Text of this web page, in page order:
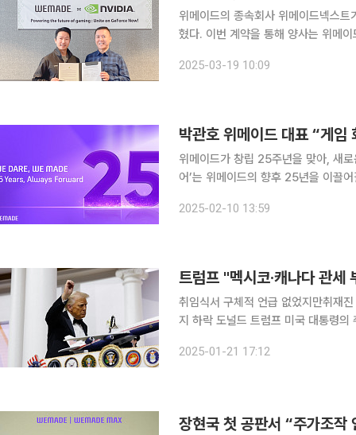
위메이드의 종속회사 위메이드넥스
혔다. 이번 계약을 통해 양사는 위메이드의 미르5를 엔비디아의 클라우드 게임 스트리밍 플랫폼 ‘지
기에서 즐길 수 있는 서비스다. 엔비
2025-03-19 10:09
박관호 위메이드 대표 “게임
위메이드가 창립 25주년을 맞아, 새로
어’는 위메이드의 향후 25년을 이끌
두려움 없이 과감하게 도전한다는 의
2025-02-10 13:59
트럼프 "멕시코·캐나다 관
취임식서 구체적 언급 없었지만취재
지 하락 도널드 트럼프 미국 대통령의 취임 다음 날 국내 증시는 약보합으로 마감했다. 멕시코와 캐
2025-01-21 17:12